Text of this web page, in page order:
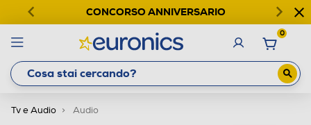
CONCORSO ANNIVERSARIO
0
Tv e Audio Audio